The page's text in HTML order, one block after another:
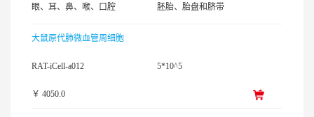
眼、耳、鼻、喉、口腔
胚胎、胎盘和脐带
大鼠原代肺微血管周细胞
RAT-iCell-a012 5*10^5
￥ 4050.0